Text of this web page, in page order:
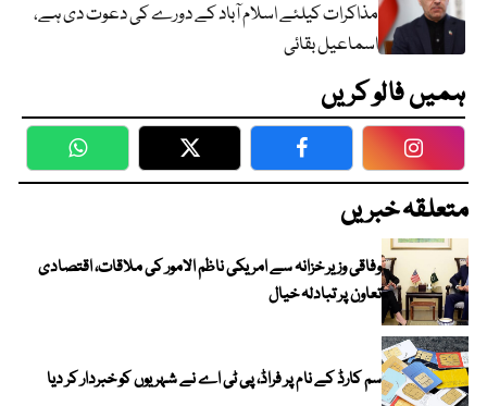
مذاکرات کیلئے اسلام آباد کے دورے کی دعوت دی ہے،
اسماعیل بقائی
ہمیں فالو کریں
WhatsApp Twitter Facebook
متعلقہ خبریں
وفاقی وزیر خزانہ سے امریکی ناظم الامور کی ملاقات، اقتصادی
تعاون پر تبادلہ خیال
سم کارڈ کے نام پر فراڈ، پی ٹی اے نے شہریوں کو خبردار کر دیا